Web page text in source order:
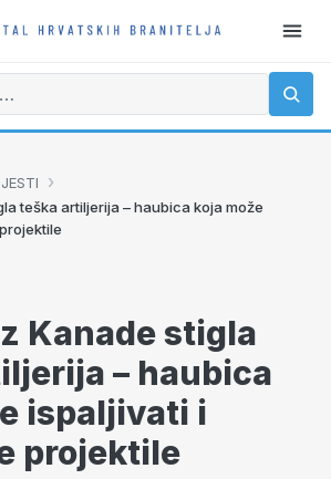
›
teška artiljerija – haubica koja može
Kanade stigla
– haubica
ispaljivati i
projektile